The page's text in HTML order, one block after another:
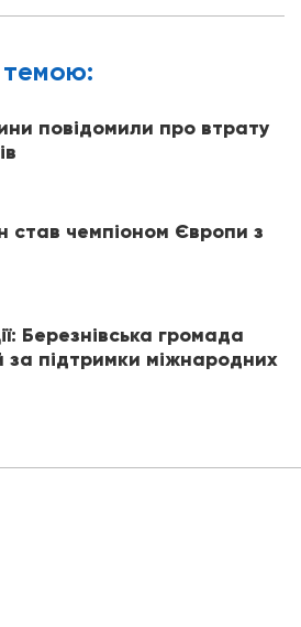
повідомили про втрату
чемпіоном Європи з
Березнівська громада
за підтримки міжнародних